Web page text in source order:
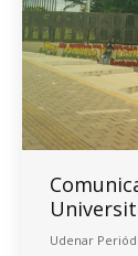
Udenar